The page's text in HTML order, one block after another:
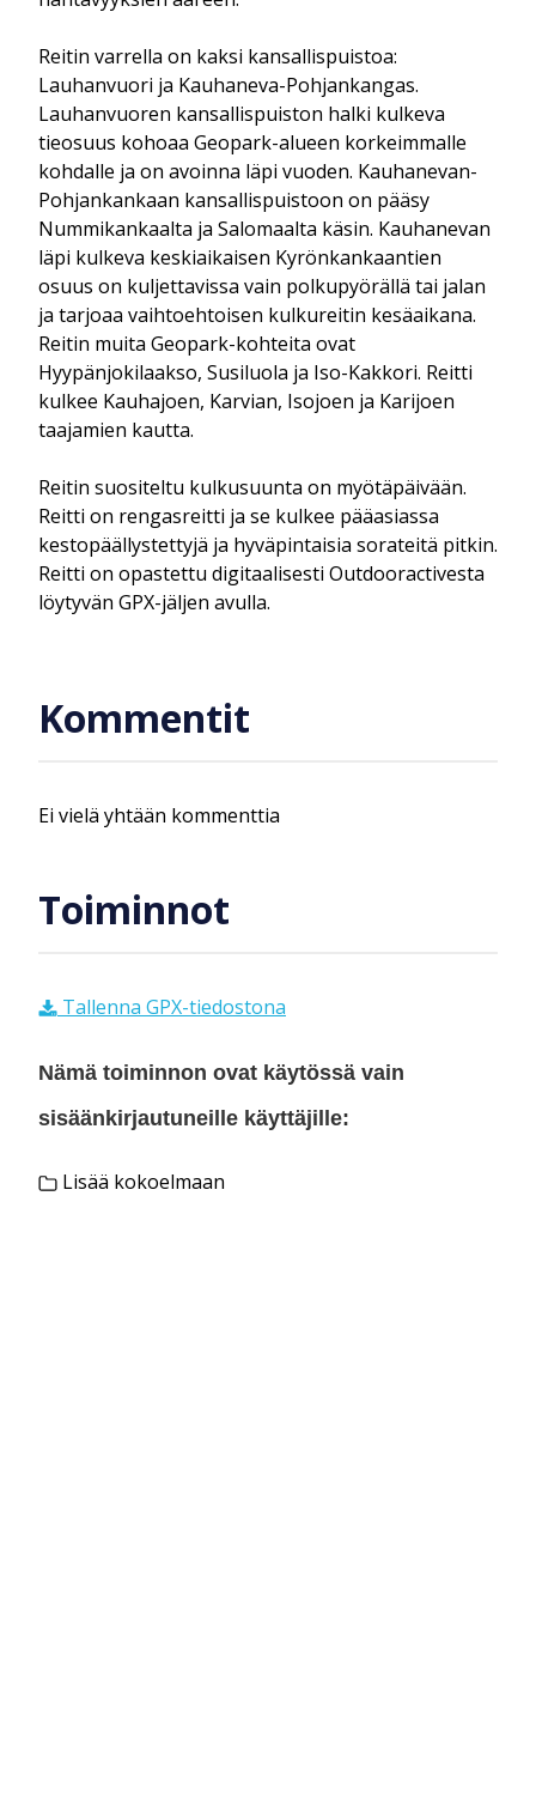
Reitin varrella on kaksi kansallispuistoa:
Lauhanvuori ja Kauhaneva-Pohjankangas.
Lauhanvuoren kansallispuiston halki kulkeva
tieosuus kohoaa Geopark-alueen korkeimmalle
kohdalle ja on avoinna läpi vuoden. Kauhanevan-
Pohjankankaan kansallispuistoon on pääsy
Nummikankaalta ja Salomaalta käsin. Kauhanevan
läpi kulkeva keskiaikaisen Kyrönkankaantien
osuus on kuljettavissa vain polkupyörällä tai jalan
ja tarjoaa vaihtoehtoisen kulkureitin kesäaikana.
Reitin muita Geopark-kohteita ovat
Hyypänjokilaakso, Susiluola ja Iso-Kakkori. Reitti
kulkee Kauhajoen, Karvian, Isojoen ja Karijoen
taajamien kautta.
Reitin suositeltu kulkusuunta on myötäpäivään.
Reitti on rengasreitti ja se kulkee pääasiassa
kestopäällystettyjä ja hyväpintaisia sorateitä pitkin.
Reitti on opastettu digitaalisesti Outdooractivesta
löytyvän GPX-jäljen avulla.
Kommentit
Ei vielä yhtään kommenttia
Toiminnot
Tallenna GPX-tiedostona
Nämä toiminnon ovat käytössä vain
sisäänkirjautuneille käyttäjille:
Lisää kokoelmaan